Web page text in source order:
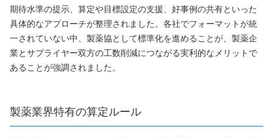
期待水準の提示、算定や目標設定の支援、好事例の共有といった
具体的なアプローチが整理されました。各社でフォーマットが統
一されていない中、製薬協として標準化を進めることが、製薬企
業とサプライヤー双方の工数削減につながる実利的なメリットで
あることが強調されました。
製薬業界特有の算定ルール